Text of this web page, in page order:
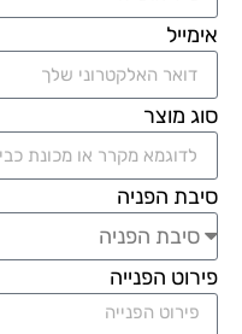
אימייל
סוג מוצר
סיבת הפניה
פירוט הפנייה